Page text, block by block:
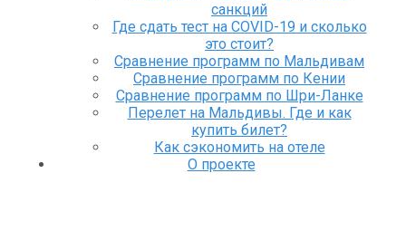
санкций
Где сдать тест на COVID-19 и сколько
это стоит?
Сравнение программ по Мальдивам
Сравнение программ по Кении
Сравнение программ по Шри-Ланке
Перелет на Мальдивы. Где и как
купить билет?
Как сэкономить на отеле
О проекте